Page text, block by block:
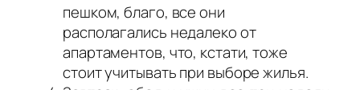
пешком, благо, все они
располагались недалеко от
апартаментов, что, кстати, тоже
стоит учитывать при выборе жилья.